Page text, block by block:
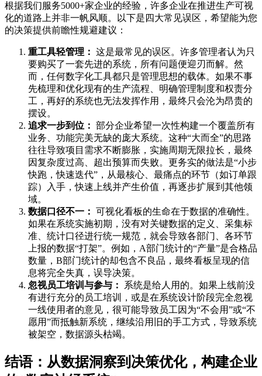
根据我们服务5000+家企业的经验，许多企业在推进生产可视
化的道路上并非一帆风顺。以下是四大常见误区，希望能为您
的决策提供前瞻性规避建议：
重工具轻管理： 这是最常见的误区。许多管理者认为只
要购买了一套先进的系统，所有问题便迎刃而解。然
而，任何数字化工具都只是管理思想的载体。如果不事
先梳理和优化现有的生产流程、明确管理制度和权责分
工，再好的系统也无法发挥作用，最终只会沦为昂贵的
摆设。
追求一步到位： 部分企业希望一次性构建一个覆盖所有
业务、功能完美无缺的庞大系统。这种“大而全”的思路
往往导致项目需求不断膨胀，实施周期无限拉长，最终
因复杂度过高、超出预算而失败。更务实的做法是“小步
快跑，快速迭代”，从最核心、最痛点的环节（如订单跟
踪）入手，快速上线并产生价值，再逐步扩展到其他领
域。
数据口径不一： 可视化看板的生命在于数据的准确性。
如果在系统实施初期，没有对关键数据的定义、采集标
准、统计口径进行统一规范，就会导致各部门、各环节
上报的数据“打架”。例如，A部门统计的“产量”是合格品
数量，B部门统计的却包含不良品，最终看板呈现的信
息将完全失真，误导决策。
忽视员工培训与参与：
系统是给人用的。如果上线前没
有进行充分的员工培训，或是在系统设计阶段完全忽视
一线使用者的意见，很可能导致员工因为“不会用”或“不
愿用”而抵触新系统，继续沿用旧的手工方式，导致系统
被架空，数据源头枯竭。
结语：从数据洞察到决策优化，构建企业